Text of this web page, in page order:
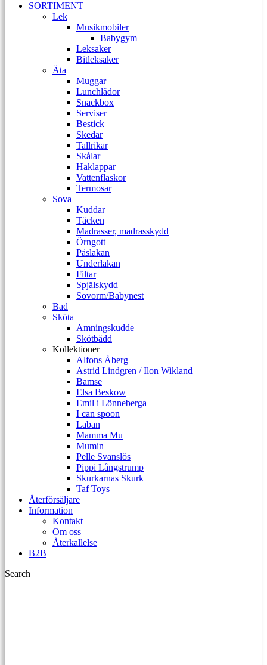
SORTIMENT
Lek
Musikmobiler
Babygym
Leksaker
Bitleksaker
Äta
Muggar
Lunchlådor
Snackbox
Serviser
Bestick
Skedar
Tallrikar
Skålar
Haklappar
Vattenflaskor
Termosar
Sova
Kuddar
Täcken
Madrasser, madrasskydd
Örngott
Påslakan
Underlakan
Filtar
Spjälskydd
Sovorm/Babynest
Bad
Sköta
Amningskudde
Skötbädd
Kollektioner
Alfons Åberg
Astrid Lindgren / Ilon Wikland
Bamse
Elsa Beskow
Emil i Lönneberga
I can spoon
Laban
Mamma Mu
Mumin
Pelle Svanslös
Pippi Långstrump
Skurkarnas Skurk
Taf Toys
Återförsäljare
Information
Kontakt
Om oss
Återkallelse
B2B
Search